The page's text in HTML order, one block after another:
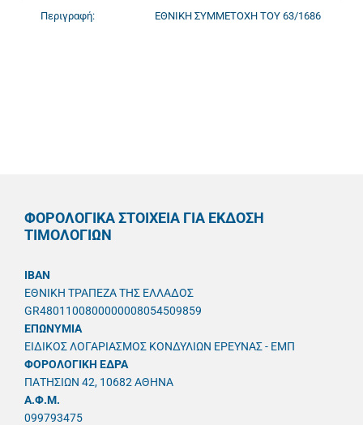
Περιγραφή: ΕΘΝΙΚΗ ΣΥΜΜΕΤΟΧΗ ΤΟΥ 63/1686
ΦΟΡΟΛΟΓΙΚΑ ΣΤΟΙΧΕΙΑ ΓΙΑ ΕΚΔΟΣΗ
ΤΙΜΟΛΟΓΙΩΝ
IBAN
ΕΘΝΙΚΗ ΤΡΑΠΕΖΑ ΤΗΣ ΕΛΛΑΔΟΣ
GR4801100800000008054509859
ΕΠΩΝΥΜΙΑ
ΕΙΔΙΚΟΣ ΛΟΓΑΡΙΑΣΜΟΣ ΚΟΝΔΥΛΙΩΝ ΕΡΕΥΝΑΣ - ΕΜΠ
ΦΟΡΟΛΟΓΙΚΗ ΕΔΡΑ
ΠΑΤΗΣΙΩΝ 42, 10682 ΑΘΗΝΑ
A.Φ.Μ.
099793475